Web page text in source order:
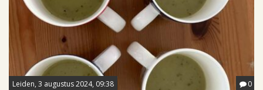
Leiden, 3 augustus 2024, 09:38 0